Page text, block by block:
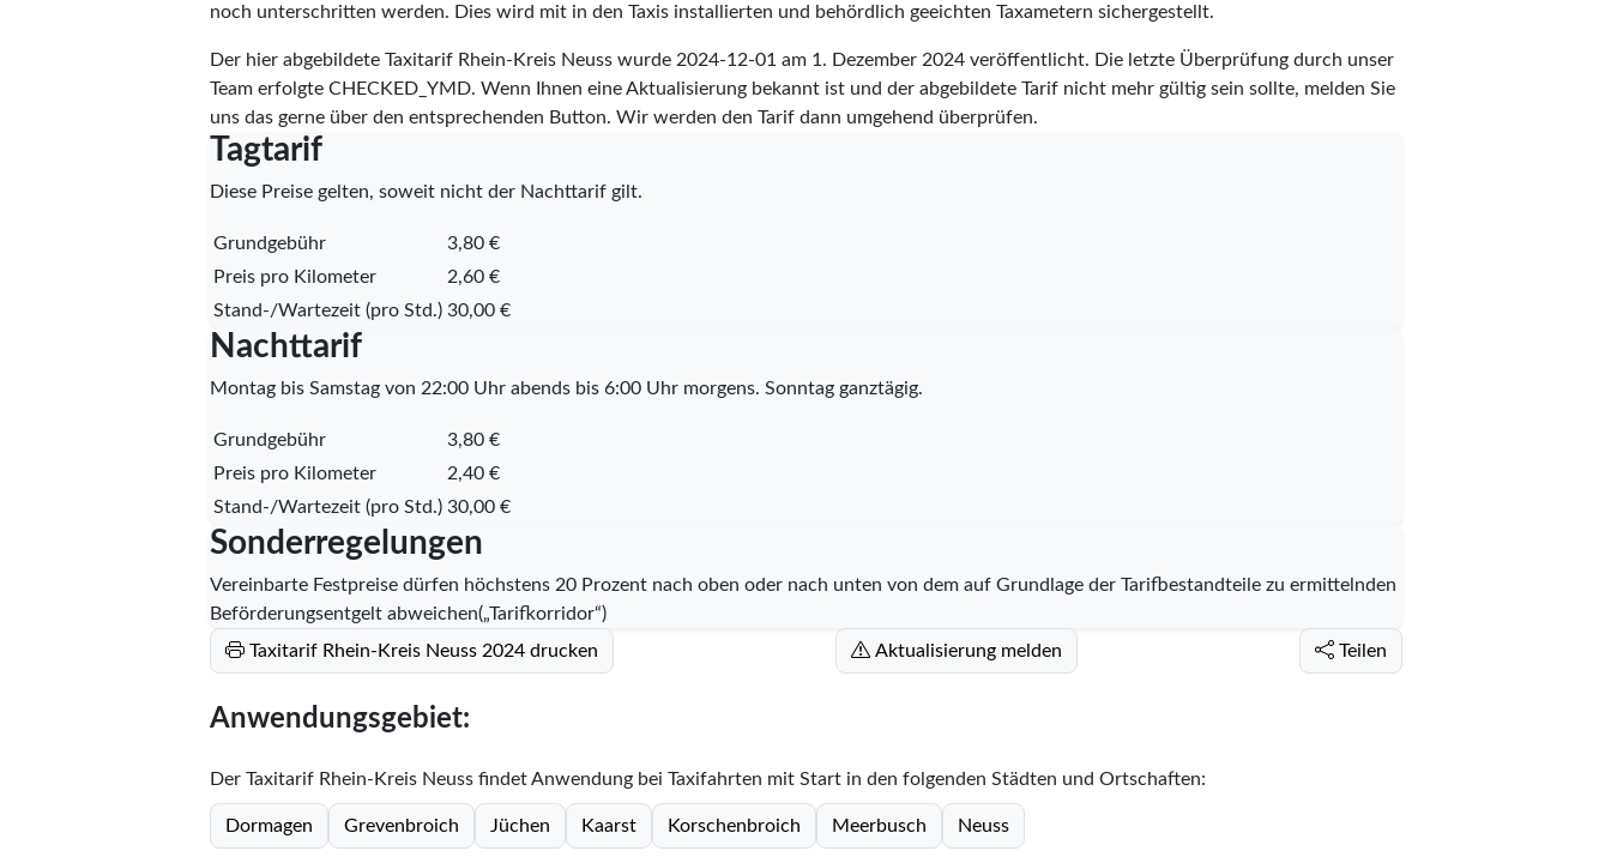
noch unterschritten werden. Dies wird mit in den Taxis installierten und behördlich geeichten Taxametern sichergestellt.
Der hier abgebildete Taxitarif Rhein-Kreis Neuss wurde 2024-12-01 am 1. Dezember 2024 veröffentlicht. Die letzte Überprüfung durch unser
Team erfolgte CHECKED_YMD. Wenn Ihnen eine Aktualisierung bekannt ist und der abgebildete Tarif nicht mehr gültig sein sollte, melden Sie
uns das gerne über den entsprechenden Button. Wir werden den Tarif dann umgehend überprüfen.
Tagtarif
Diese Preise gelten, soweit nicht der Nachttarif gilt.
Grundgebühr
3,80 €
Preis pro Kilometer
2,60 €
Stand-/Wartezeit (pro Std.) 30,00 €
Nachttarif
Montag bis Samstag von 22:00 Uhr abends bis 6:00 Uhr morgens. Sonntag ganztägig.
Grundgebühr
3,80 €
Preis pro Kilometer
2,40 €
Stand-/Wartezeit (pro Std.) 30,00 €
Sonderregelungen
Vereinbarte Festpreise dürfen höchstens 20 Prozent nach oben oder nach unten von dem auf Grundlage der Tarifbestandteile zu ermittelnden
Beförderungsentgelt abweichen(„Tarifkorridor“)
Taxitarif Rhein-Kreis Neuss 2024 drucken
Aktualisierung melden Teilen
Anwendungsgebiet:
Der Taxitarif Rhein-Kreis Neuss findet Anwendung bei Taxifahrten mit Start in den folgenden Städten und Ortschaften:
Dormagen Grevenbroich Jüchen Kaarst Korschenbroich Meerbusch Neuss